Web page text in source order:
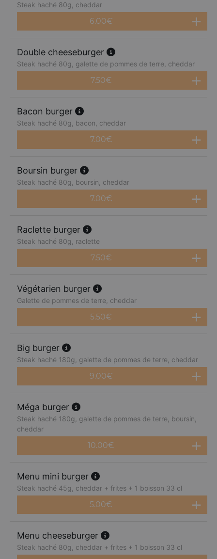
Steak haché 80g, cheddar
6.00€
Double cheeseburger
Steak haché 80g, galette de pommes de terre, cheddar
7.50€
Bacon burger
Steak haché 80g, bacon, cheddar
7.00€
Boursin burger
Steak haché 80g, boursin, cheddar
7.00€
Raclette burger
Steak haché 80g, raclette
7.50€
Végétarien burger
Galette de pommes de terre, cheddar
5.50€
Big burger
Steak haché 180g, galette de pommes de terre, cheddar
9.00€
Méga burger
Steak haché 180g, galette de pommes de terre, boursin,
cheddar
10.00€
Menu mini burger
Steak haché 45g, cheddar + frites + 1 boisson 33 cl
5.00€
Menu cheeseburger
Steak haché 80g, cheddar + frites + 1 boisson 33 cl